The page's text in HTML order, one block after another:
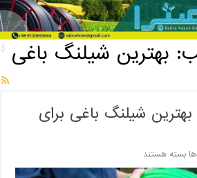
شیلنگ باغی
بهترین شیلنگ باغی
بهترین شیلنگ باغی برای
برای
راهنمای
بسته هستند